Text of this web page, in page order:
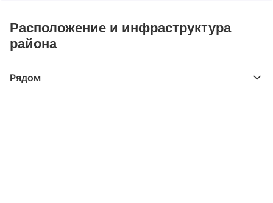
Расположение и инфраструктура
района
Рядом